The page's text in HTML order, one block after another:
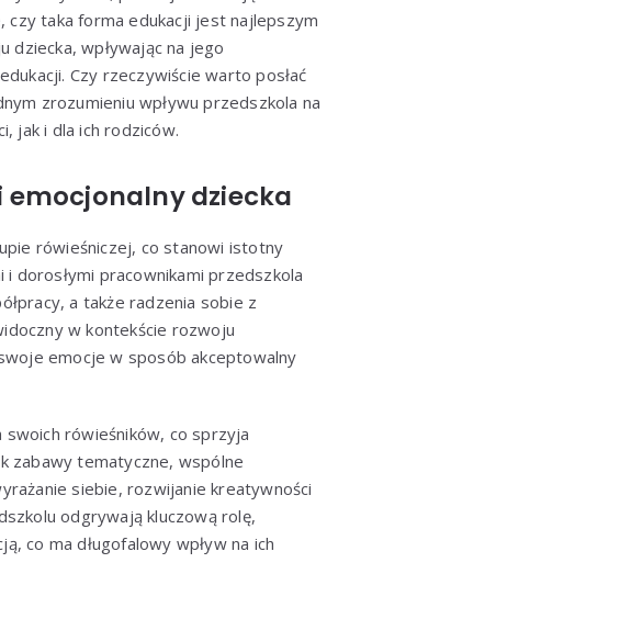
taka forma edukacji jest najlepszym
dziecka, wpływając na jego
Czy rzeczywiście warto posłać
zrozumieniu wpływu przedszkola na
jak i dla ich rodziców.
emocjonalny dziecka
rówieśniczej, co stanowi istotny
dorosłymi pracownikami przedszkola
a także radzenia sobie z
w kontekście rozwoju
emocje w sposób akceptowalny
rówieśników, co sprzyja
zabawy tematyczne, wspólne
siebie, rozwijanie kreatywności
odgrywają kluczową rolę,
co ma długofalowy wpływ na ich